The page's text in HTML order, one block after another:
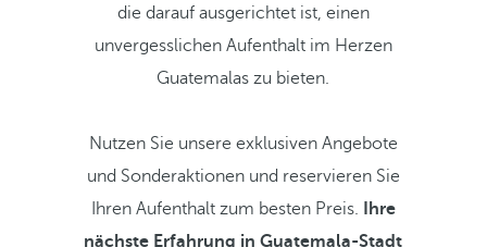
die darauf ausgerichtet ist, einen
unvergesslichen Aufenthalt im Herzen
Guatemalas zu bieten.
Nutzen Sie unsere exklusiven Angebote
und Sonderaktionen und reservieren Sie
Ihren Aufenthalt zum besten Preis.
Ihre
nächste Erfahrung in Guatemala-Stadt